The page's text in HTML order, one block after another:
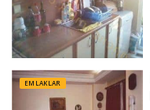
EMLAKLAR